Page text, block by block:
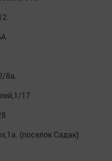
8а.
17
(поселок Садак)